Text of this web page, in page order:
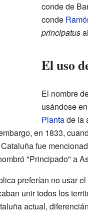
conde de
conde
principatus
El uso
El nombre
usándose
Plantade la
en 1833,
fue
"Principado" a
preferían no usar
unir todos los
actual,